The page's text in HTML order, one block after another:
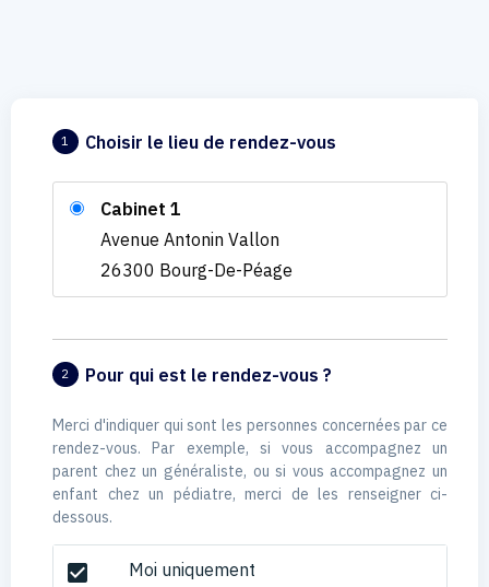
1 Choisir le lieu de rendez-vous
Cabinet 1
Avenue Antonin Vallon
26300 Bourg-De-Péage
2 Pour qui est le rendez-vous ?
Merci d'indiquer qui sont les personnes concernées par ce
rendez-vous. Par exemple, si vous accompagnez un
parent chez un généraliste, ou si vous accompagnez un
enfant chez un pédiatre, merci de les renseigner ci-
dessous.
check_box Moi uniquement